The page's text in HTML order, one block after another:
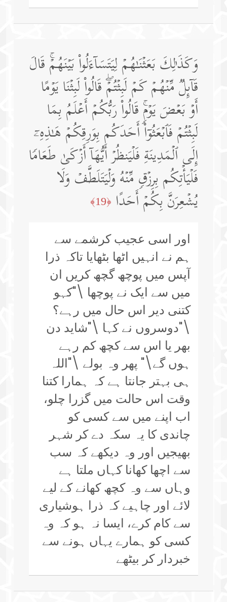
وَكَذَ ٰ⁠لِكَ بَعَثۡنَـٰهُمۡ لِیَتَسَاۤءَلُوا۟ بَیۡنَهُمۡۚ قَالَ
قَاۤىِٕلࣱ مِّنۡهُمۡ كَمۡ لَبِثۡتُمۡۖ قَالُوا۟ لَبِثۡنَا یَوۡمًا
أَوۡ بَعۡضَ یَوۡمࣲۚ قَالُوا۟ رَبُّكُمۡ أَعۡلَمُ بِمَا
لَبِثۡتُمۡ فَٱبۡعَثُوۤا۟ أَحَدَكُم بِوَرِقِكُمۡ هَـٰذِهِۦۤ
إِلَى ٱلۡمَدِینَةِ فَلۡیَنظُرۡ أَیُّهَاۤ أَزۡكَىٰ طَعَامࣰا
فَلۡیَأۡتِكُم بِرِزۡقࣲ مِّنۡهُ وَلۡیَتَلَطَّفۡ وَلَا
یُشۡعِرَنَّ بِكُمۡ أَحَدًا ﴿19﴾
اور اسی عجیب کرشمے سے
ہم نے انہیں اٹھا بٹھایا تاکہ ذرا
آپس میں پوچھ گچھ کریں ان
میں سے ایک نے پوچھا \"کہو
کتنی دیر اس حال میں رہے؟
\"دوسروں نے کہا \"شاید دن
بھر یا اس سے کچھ کم رہے
ہوں گے\" پھر وہ بولے \"اللہ
ہی بہتر جانتا ہے کہ ہمارا کتنا
وقت اس حالت میں گزرا چلو،
اب اپنے میں سے کسی کو
چاندی کا یہ سکہ دے کر شہر
بھیجیں اور وہ دیکھے کہ سب
سے اچھا کھانا کہاں ملتا ہے
وہاں سے وہ کچھ کھانے کے لیے
لائے اور چاہیے کہ ذرا ہوشیاری
سے کام کرے، ایسا نہ ہو کہ وہ
کسی کو ہمارے یہاں ہونے سے
خبردار کر بیٹھے